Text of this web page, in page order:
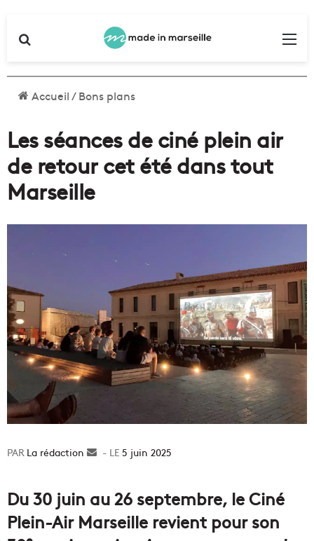
Accueil/Bons plans
Les séances de ciné plein air
de retour cet été dans tout
Marseille
La rédaction
Envoyer5 juin 2025
Du 30 juin au 26 septembre, le Ciné
Plein-Air Marseille revient pour son